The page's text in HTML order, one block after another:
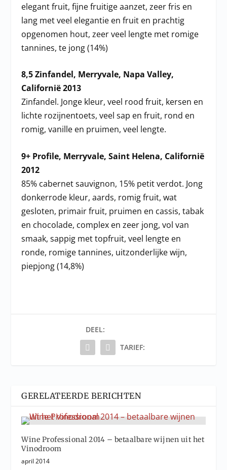
elegant fruit, fijne fruitige aanzet, zeer fris en
lang met veel elegantie en fruit en prachtig
opgenomen hout, zeer veel lengte met romige
tannines, te jong (14%)
8,5 Zinfandel, Merryvale, Napa Valley,
Californië 2013
Zinfandel. Jonge kleur, veel rood fruit, kersen en
lichte rozijnentoets, veel sap en fruit, rond en
romig, vanille en pruimen, veel lengte.
9+ Profile, Merryvale, Saint Helena, Californië
2012
85% cabernet sauvignon, 15% petit verdot. Jong
donkerrode kleur, aards, romig fruit, wat
gesloten, primair fruit, pruimen en cassis, tabak
en chocolade, complex en zeer jong, vol van
smaak, sappig met topfruit, veel lengte en
ronde, romige tannines, uitzonderlijke wijn,
piepjong (14,8%)
DEEL:
TARIEF:
GERELATEERDE BERICHTEN
Wine Professional 2014 – betaalbare wijnen uit het
Vinodroom
april 2014